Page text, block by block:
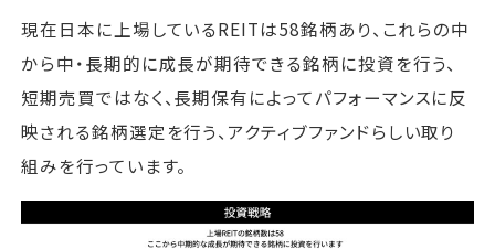
現在日本に上場しているREITは58銘柄あり、これらの中
から中・長期的に成長が期待できる銘柄に投資を行う、
短期売買ではなく、長期保有によってパフォーマンスに反
映される銘柄選定を行う、アクティブファンドらしい取り
組みを行っています。